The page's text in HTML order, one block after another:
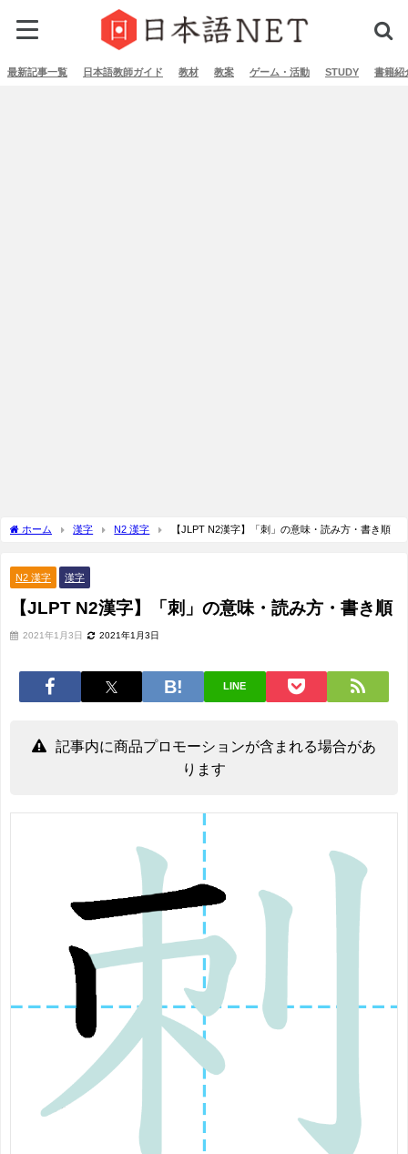
最新記事一覧 日本語教師ガイド 教材 教案 ゲーム・活動 STUDY 書籍紹
ホーム 漢字 N2 漢字 【JLPT N2漢字】「刺」の意味・読み方・書き順
N2 漢字 漢字
【JLPT N2漢字】「刺」の意味・読み方・書き順
2021年1月3日 2021年1月3日
LINE
記事内に商品プロモーションが含まれる場合があ
ります